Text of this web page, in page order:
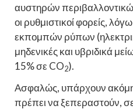
αυστηρών
οι ρυθμιστικοί φορείς,
εκπομπών ρύπων
μηδενικές και υβριδικά
15% σε CO2).
Ασφαλώς, υπάρχουν
πρέπει να ξεπεραστούν,